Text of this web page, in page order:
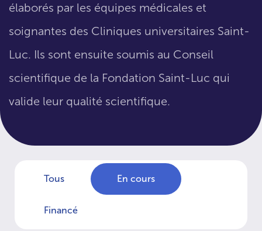
élaborés par les équipes médicales et
soignantes des Cliniques universitaires Saint-
Luc. Ils sont ensuite soumis au Conseil
scientifique de la Fondation Saint-Luc qui
valide leur qualité scientifique.
Tous En cours
Financé